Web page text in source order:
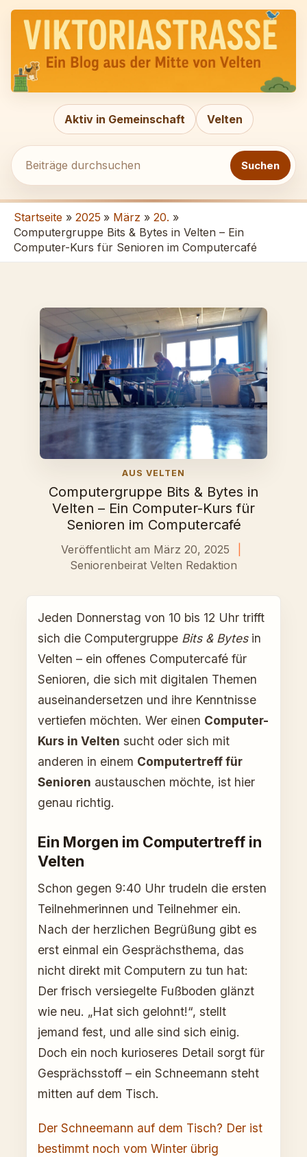
Zum
Inhalt
springen
Aktiv in Gemeinschaft Velten
Beiträge
durchsuchen
Suchen
Startseite 2025 März
20.
Computergruppe Bits & Bytes in Velten – Ein
Computer-Kurs für Senioren im Computercafé
AUS VELTEN
Computergruppe Bits & Bytes in
Velten – Ein Computer-Kurs für
Senioren im Computercafé
Veröffentlicht am März 20, 2025
Seniorenbeirat Velten Redaktion
Jeden Donnerstag von 10 bis 12 Uhr trifft
sich die Computergruppe Bits & Bytesin
Velten – ein offenes Computercafé für
Senioren, die sich mit digitalen Themen
auseinandersetzen und ihre Kenntnisse
vertiefen möchten. Wer einen Computer-
Kurs in Velten sucht oder sich mit
anderen in einem Computertreff für
Senioren austauschen möchte, ist hier
genau richtig.
Ein Morgen im Computertreff in
Velten
Schon gegen 9:40 Uhr trudeln die ersten
Teilnehmerinnen und Teilnehmer ein.
Nach der herzlichen Begrüßung gibt es
erst einmal ein Gesprächsthema, das
nicht direkt mit Computern zu tun hat:
Der frisch versiegelte Fußboden glänzt
wie neu. „Hat sich gelohnt!“, stellt
jemand fest, und alle sind sich einig.
Doch ein noch kurioseres Detail sorgt für
Gesprächsstoff – ein Schneemann steht
mitten auf dem Tisch.
Der Schneemann auf dem Tisch? Der ist
bestimmt noch vom Winter übrig